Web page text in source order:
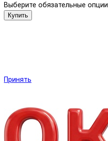
Выберите обязательные опции
Купить
Принять